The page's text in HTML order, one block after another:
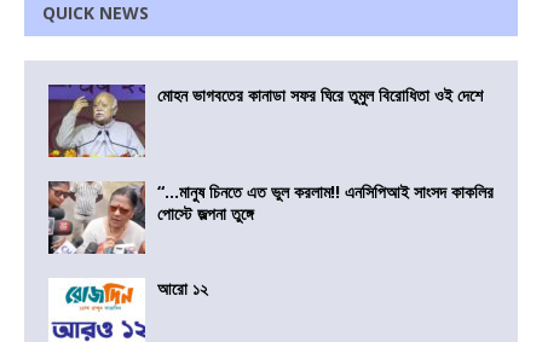
QUICK NEWS
মোহন ভাগবতের কানাডা সফর ঘিরে তুমুল বিরোধিতা ওই দেশে
“…মানুষ চিনতে এত ভুল করলাম!! এনসিপিআই সাংসদ কাকলির
পোস্টে জল্পনা তুঙ্গে
আরো ১২